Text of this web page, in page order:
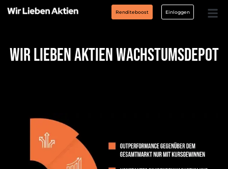
Renditeboost Einloggen
Wir Lieben Aktien Wachstumsdepot